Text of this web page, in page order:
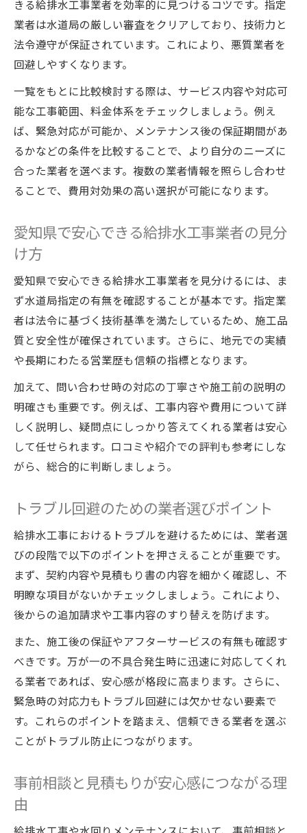
きる給排水工事業者を効率的に見つけるコツです。指定
業者は水道局の厳しい審査をクリアしており、技術力と
法令遵守が保証されています。これにより、悪質業者を
回避しやすくなります。
一覧をもとに比較検討する際は、サービス内容や対応可
能な工事範囲、料金体系をチェックしましょう。例え
ば、緊急対応が可能か、メンテナンス後の保証期間があ
るかなどの条件を比較することで、より自分のニーズに
合った業者を選べます。複数の業者情報を照らし合わせ
ることで、費用対効果の高い選択が可能になります。
愛知県で安心できる給排水工事業者の見分
け方
愛知県で安心できる給排水工事業者を見分けるには、ま
ず水道局指定の有無を確認することが基本です。指定業
者は法令に基づく技術基準を満たしているため、施工品
質と安全性が確保されています。さらに、地元での実績
や長期にわたる営業歴も信頼の指標となります。
加えて、問い合わせ時の対応の丁寧さや施工前の説明の
明確さも重要です。例えば、工事内容や費用について詳
しく説明し、疑問点にしっかり答えてくれる業者は安心
して任せられます。口コミや紹介での評判も参考にしな
がら、総合的に判断しましょう。
トラブル回避のための業者選びポイント
給排水工事におけるトラブルを避けるためには、業者選
びの段階で以下のポイントを押さえることが重要です。
まず、契約内容や見積もり書の内容を細かく確認し、不
明瞭な項目がないかチェックしましょう。これにより、
後からの追加請求や工事内容のすり替えを防げます。
また、施工後の保証やアフターサービスの有無も確認す
べきです。万が一の不具合発生時に迅速に対応してくれ
る業者であれば、安心感が格段に高まります。さらに、
緊急時の対応力もトラブル回避には欠かせない要素で
す。これらのポイントを踏まえ、信頼できる業者を選ぶ
ことがトラブル防止につながります。
事前相談と見積もりが安心感につながる理
由